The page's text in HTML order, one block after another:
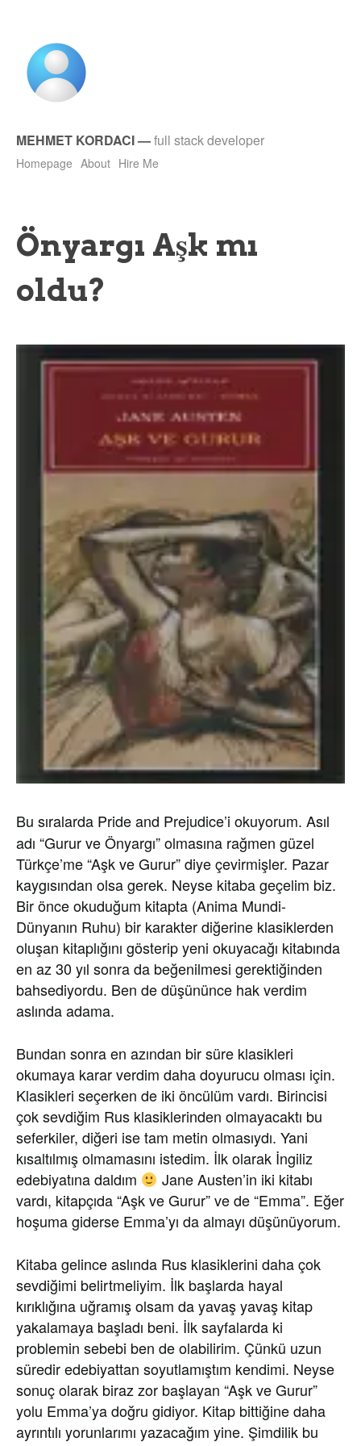
MEHMET KORDACI—full stack developer
Homepage About Hire Me
Önyargı Aşk mı
oldu?
Bu sıralarda Pride and Prejudice’i okuyorum. Asıl
adı “Gurur ve Önyargı” olmasına rağmen güzel
Türkçe’me “Aşk ve Gurur” diye çevirmişler. Pazar
kaygısından olsa gerek. Neyse kitaba geçelim biz.
Bir önce okuduğum kitapta (Anima Mundi-
Dünyanın Ruhu) bir karakter diğerine klasiklerden
oluşan kitaplığını gösterip yeni okuyacağı kitabında
en az 30 yıl sonra da beğenilmesi gerektiğinden
bahsediyordu. Ben de düşününce hak verdim
aslında adama.
Bundan sonra en azından bir süre klasikleri
okumaya karar verdim daha doyurucu olması için.
Klasikleri seçerken de iki öncülüm vardı. Birincisi
çok sevdiğim Rus klasiklerinden olmayacaktı bu
seferkiler, diğeri ise tam metin olmasıydı. Yani
kısaltılmış olmamasını istedim. İlk olarak İngiliz
edebiyatına daldım
Jane Austen’in iki kitabı
vardı, kitapçıda “Aşk ve Gurur” ve de “Emma”. Eğer
hoşuma giderse Emma’yı da almayı düşünüyorum.
Kitaba gelince aslında Rus klasiklerini daha çok
sevdiğimi belirtmeliyim. İlk başlarda hayal
kırıklığına uğramış olsam da yavaş yavaş kitap
yakalamaya başladı beni. İlk sayfalarda ki
problemin sebebi ben de olabilirim. Çünkü uzun
süredir edebiyattan soyutlamıştım kendimi. Neyse
sonuç olarak biraz zor başlayan “Aşk ve Gurur”
yolu Emma’ya doğru gidiyor. Kitap bittiğine daha
ayrıntılı yorunlarımı yazacağım yine. Şimdilik bu